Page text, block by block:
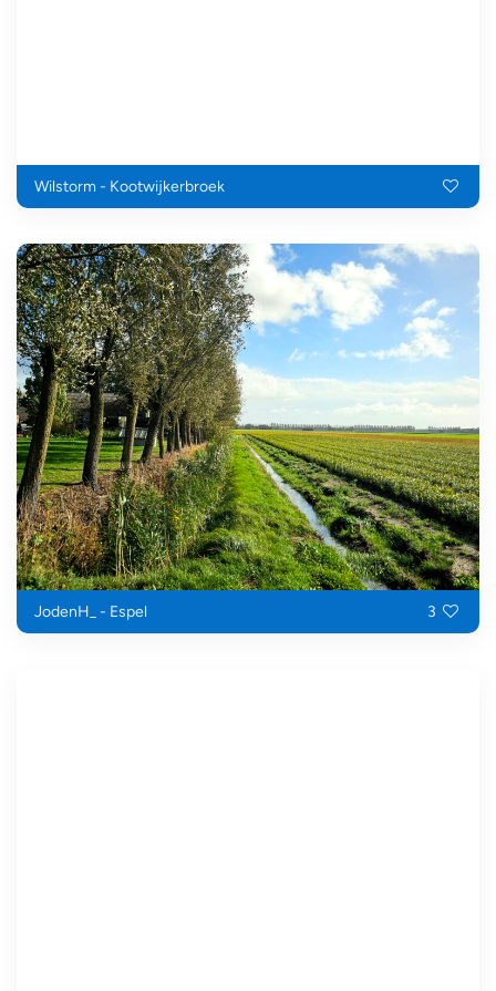
Wilstorm - Kootwijkerbroek
JodenH_ - Espel 3